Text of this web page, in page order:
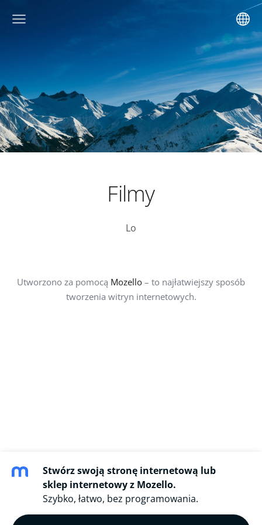
Filmy
Lo
Utworzono za pomocą Mozello – to najłatwiejszy sposób
tworzenia witryn internetowych.
Stwórz swoją stronę internetową lub
sklep internetowy z Mozello.
Szybko, łatwo, bez programowania.